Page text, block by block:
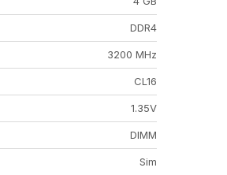
DDR4
3200 MHz
CL16
1.35V
DIMM
Sim